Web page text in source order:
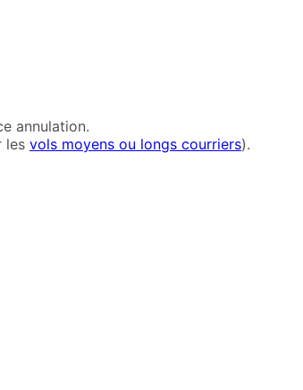
annulation.
les vols moyens ou longs courriers).